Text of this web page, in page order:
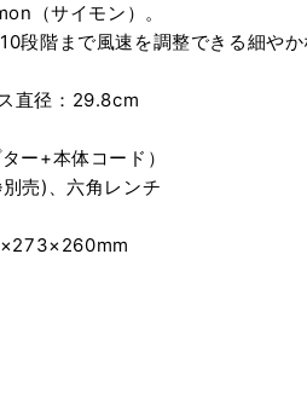
（サイモン）。
段階まで風速を調整できる細や
直径：29.8cm
ー+本体コード）
売)、六角レンチ